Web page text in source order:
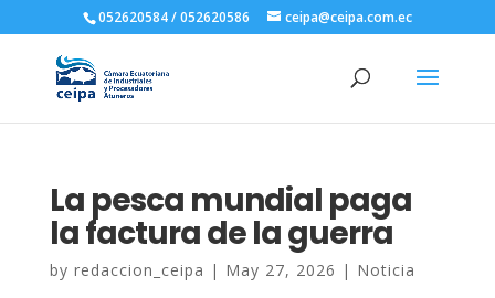
052620584 / 052620586 ceipa@ceipa.com.ec
La pesca mundial paga
la factura de la guerra
by redaccion_ceipa | May 27, 2026 | Noticia